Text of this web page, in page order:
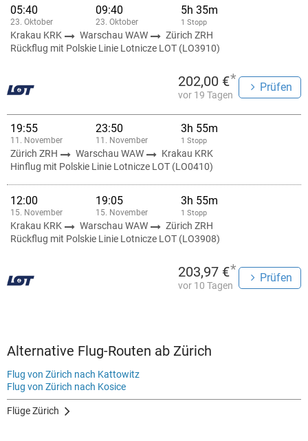
05:40
23. Oktober
09:40
23. Oktober
5h 35m
1 Stopp
Krakau KRK Warschau WAW
Zürich ZRH
Rückflug mit Polskie Linie Lotnicze LOT (LO3910)
202,00 €*
vor 19 Tagen
Prüfen
19:55
11. November
23:50
11. November
3h 55m
1 Stopp
Zürich ZRH Warschau WAW
Krakau KRK
Hinflug mit Polskie Linie Lotnicze LOT (LO0410)
12:00
15. November
19:05
15. November
3h 55m
1 Stopp
Krakau KRK Warschau WAW
Zürich ZRH
Rückflug mit Polskie Linie Lotnicze LOT (LO3908)
203,97 €*
vor 10 Tagen
Prüfen
Alternative Flug-Routen ab Zürich
Flug von Zürich nach Kattowitz
Flug von Zürich nach Kosice
Flüge Zürich